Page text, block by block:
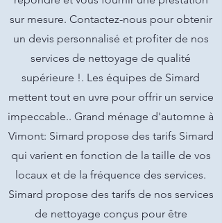
sur mesure. Contactez-nous pour obtenir
un devis personnalisé et profiter de nos
services de nettoyage de qualité
supérieure !. Les équipes de Simard
mettent tout en uvre pour offrir un service
impeccable.. Grand ménage d'automne à
Vimont: Simard propose des tarifs Simard
qui varient en fonction de la taille de vos
locaux et de la fréquence des services.
Simard propose des tarifs de nos services
de nettoyage conçus pour être